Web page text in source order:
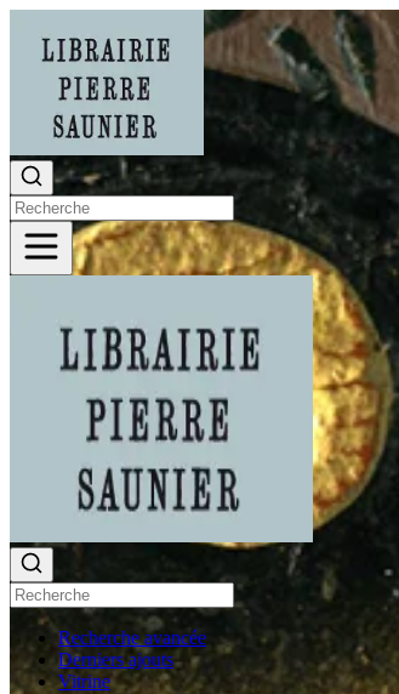
Recherche avancée
Derniers ajouts
Vitrine